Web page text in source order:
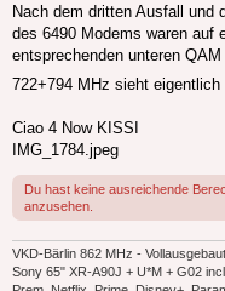
Nach dem dritten Ausfall und
des 6490 Modems waren auf
entsprechenden unteren
722+794 MHz sieht
Ciao 4 Now KISSI
IMG_1784.jpeg
Du hast keine ausreichende
anzusehen.
VKD-Bärlin 862 MHz - Vollausgebaut
Sony 65" XR-A90J + U*M + G02